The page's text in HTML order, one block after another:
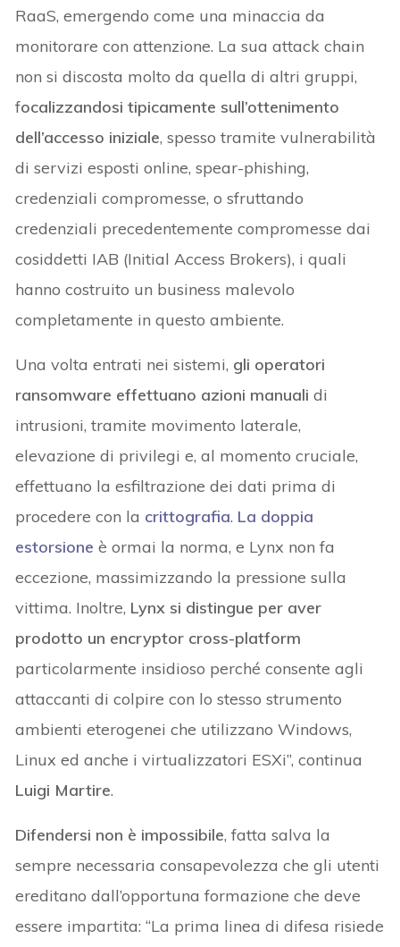
RaaS, emergendo come una minaccia da
monitorare con attenzione. La sua attack chain
non si discosta molto da quella di altri gruppi,
focalizzandosi tipicamente sull’ottenimento
dell’accesso iniziale, spesso tramite vulnerabilità
di servizi esposti online, spear-phishing,
credenziali compromesse, o sfruttando
credenziali precedentemente compromesse dai
cosiddetti IAB (Initial Access Brokers), i quali
hanno costruito un business malevolo
completamente in questo ambiente.
Una volta entrati nei sistemi, gli operatori
ransomware effettuano azioni manuali di
intrusioni, tramite movimento laterale,
elevazione di privilegi e, al momento cruciale,
effettuano la esfiltrazione dei dati prima di
procedere con la crittografia. La doppia
estorsioneè ormai la norma, e Lynx non fa
eccezione, massimizzando la pressione sulla
vittima. Inoltre, Lynx si distingue per aver
prodotto un encryptor cross-platform
particolarmente insidioso perché consente agli
attaccanti di colpire con lo stesso strumento
ambienti eterogenei che utilizzano Windows,
Linux ed anche i virtualizzatori ESXi”, continua
Luigi Martire.
Difendersi non è impossibile, fatta salva la
sempre necessaria consapevolezza che gli utenti
ereditano dall’opportuna formazione che deve
essere impartita: “La prima linea di difesa risiede